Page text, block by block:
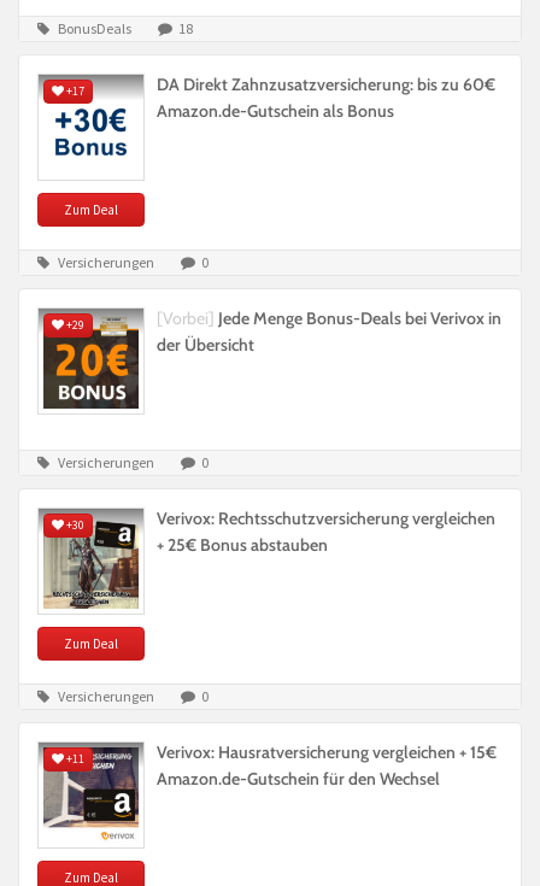
BonusDeals 18
+17
Zum Deal
DA Direkt Zahnzusatzversicherung: bis zu 60€
Amazon.de-Gutschein als Bonus
Versicherungen 0
+29 [Vorbei] Jede Menge Bonus-Deals bei Verivox in
der Übersicht
Versicherungen 0
+30
Zum Deal
Verivox: Rechtsschutzversicherung vergleichen
+ 25€ Bonus abstauben
Versicherungen 0
+11
Zum Deal
Verivox: Hausratversicherung vergleichen + 15€
Amazon.de-Gutschein für den Wechsel